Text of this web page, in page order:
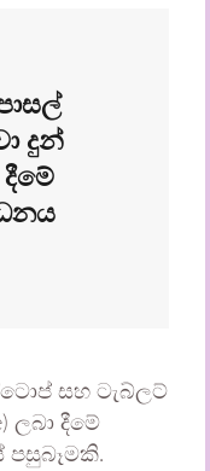
දුන්
සහ ටැබ්ලට්
ලබා දීමේ
පසුබෑමකි.